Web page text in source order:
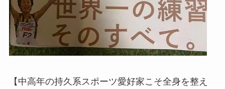
【中高年の持久系スポーツ愛好家こそ全身を整え